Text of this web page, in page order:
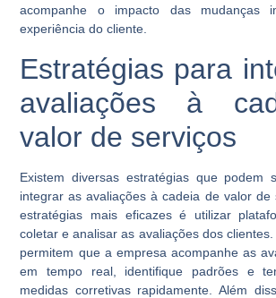
acompanhe o impacto das mudanças
experiência do cliente.
Estratégias para
avaliações à
valor de serviços
Existem diversas estratégias que podem
integrar as avaliações à cadeia de valor de
estratégias mais eficazes é utilizar
coletar e analisar as avaliações dos
permitem que a empresa acompanhe as
em tempo real, identifique padrões e
medidas corretivas rapidamente. Além